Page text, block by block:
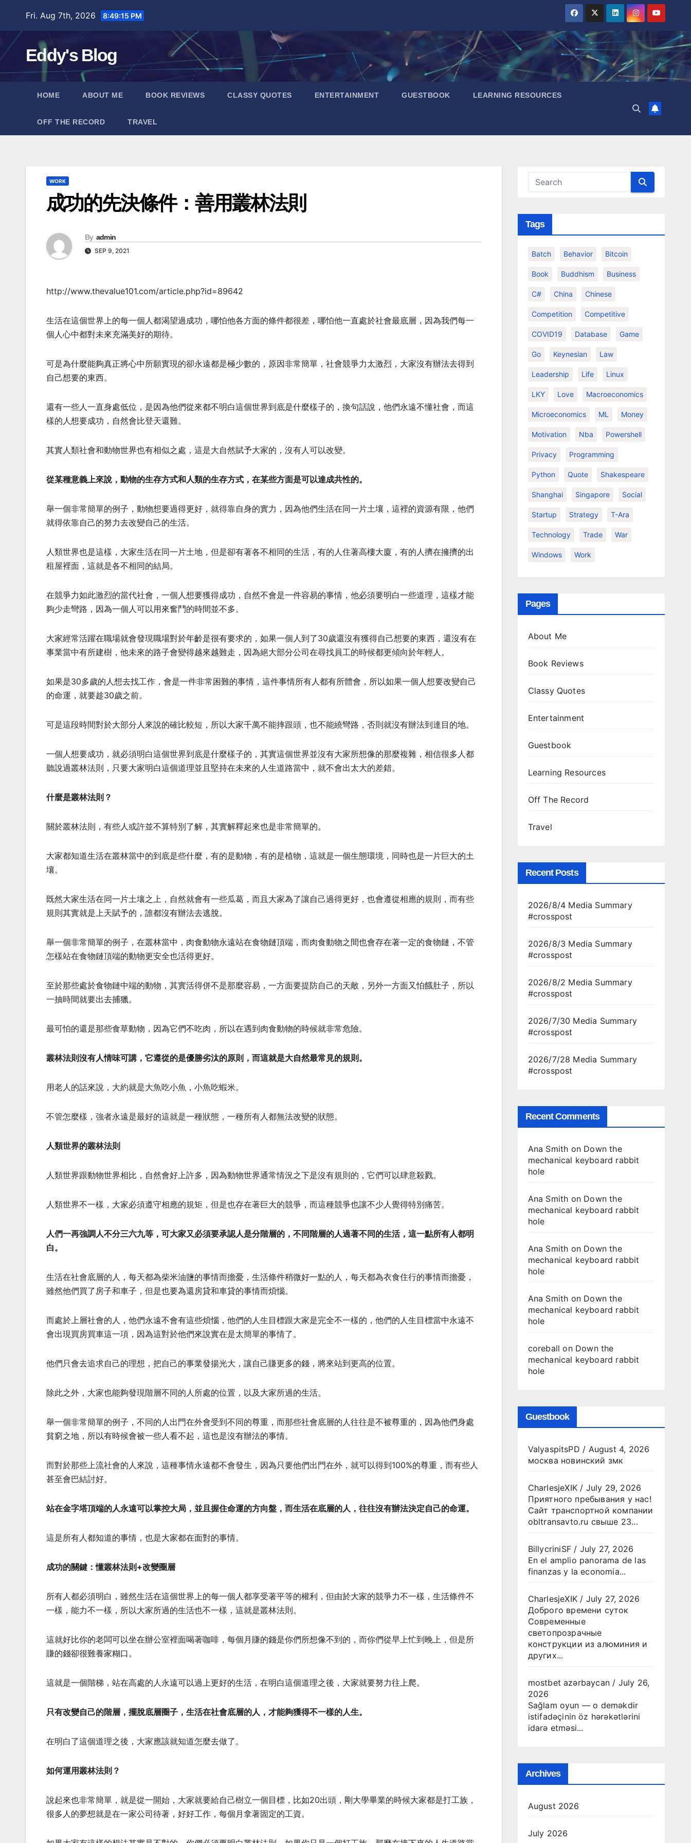
content
Fri. Aug 7th, 2026 8:49:16 PM
Eddy's Blog
HOME ABOUT ME BOOK REVIEWS CLASSY QUOTES ENTERTAINMENT GUESTBOOK LEARNING RESOURCES
OFF THE RECORD TRAVEL
WORK
成功的先決條件：善用叢林法則
By admin
SEP 9, 2021
http://www.thevalue101.com/article.php?id=89642
生活在這個世界上的每一個人都渴望過成功，哪怕他各方面的條件都很差，哪怕他一直處於社會最底層，因為我們每一
個人心中都對未來充滿美好的期待。
可是為什麼能夠真正將心中所願實現的卻永遠都是極少數的，原因非常簡單，社會競爭力太激烈，大家沒有辦法去得到
自己想要的東西。
還有一些人一直身處低位，是因為他們從來都不明白這個世界到底是什麼樣子的，換句話說，他們永遠不懂社會，而這
樣的人想要成功，自然會比登天還難。
其實人類社會和動物世界也有相似之處，這是大自然賦予大家的，沒有人可以改變。
從某種意義上來說，動物的生存方式和人類的生存方式，在某些方面是可以達成共性的。
舉一個非常簡單的例子，動物想要過得更好，就得靠自身的實力，因為他們生活在同一片土壤，這裡的資源有限，他們
就得依靠自己的努力去改變自己的生活。
人類世界也是這樣，大家生活在同一片土地，但是卻有著各不相同的生活，有的人住著高樓大廈，有的人擠在擁擠的出
租屋裡面，這就是各不相同的結局。
在競爭力如此激烈的當代社會，一個人想要獲得成功，自然不會是一件容易的事情，他必須要明白一些道理，這樣才能
夠少走彎路，因為一個人可以用來奮鬥的時間並不多。
大家經常活躍在職場就會發現職場對於年齡是很有要求的，如果一個人到了30歲還沒有獲得自己想要的東西，還沒有在
事業當中有所建樹，他未來的路子會變得越來越難走，因為絕大部分公司在尋找員工的時候都更傾向於年輕人。
如果是30多歲的人想去找工作，會是一件非常困難的事情，這件事情所有人都有所體會，所以如果一個人想要改變自己
的命運，就要趁30歲之前。
可是這段時間對於大部分人來說的確比較短，所以大家千萬不能摔跟頭，也不能繞彎路，否則就沒有辦法到達目的地。
一個人想要成功，就必須明白這個世界到底是什麼樣子的，其實這個世界並沒有大家所想像的那麼複雜，相信很多人都
聽說過叢林法則，只要大家明白這個道理並且堅持在未來的人生道路當中，就不會出太大的差錯。
什麼是叢林法則？
關於叢林法則，有些人或許並不算特別了解，其實解釋起來也是非常簡單的。
大家都知道生活在叢林當中的到底是些什麼，有的是動物，有的是植物，這就是一個生態環境，同時也是一片巨大的土
壤。
既然大家生活在同一片土壤之上，自然就會有一些瓜葛，而且大家為了讓自己過得更好，也會遵從相應的規則，而有些
規則其實就是上天賦予的，誰都沒有辦法去逃脫。
舉一個非常簡單的例子，在叢林當中，肉食動物永遠站在食物鏈頂端，而肉食動物之間也會存在著一定的食物鏈，不管
怎樣站在食物鏈頂端的動物更安全也活得更好。
至於那些處於食物鏈中端的動物，其實活得併不是那麼容易，一方面要提防自己的天敵，另外一方面又怕餓肚子，所以
一抽時間就要出去捕獵。
最可怕的還是那些食草動物，因為它們不吃肉，所以在遇到肉食動物的時候就非常危險。
叢林法則沒有人情味可講，它遵從的是優勝劣汰的原則，而這就是大自然最常見的規則。
用老人的話來說，大約就是大魚吃小魚，小魚吃蝦米。
不管怎麼樣，強者永遠是最好的這就是一種狀態，一種所有人都無法改變的狀態。
人類世界的叢林法則
人類世界跟動物世界相比，自然會好上許多，因為動物世界通常情況之下是沒有規則的，它們可以肆意殺戮。
人類世界不一樣，大家必須遵守相應的規矩，但是也存在著巨大的競爭，而這種競爭也讓不少人覺得特別痛苦。
人們一再強調人不分三六九等，可大家又必須要承認人是分階層的，不同階層的人過著不同的生活，這一點所有人都明
白。
生活在社會底層的人，每天都為柴米油鹽的事情而擔憂，生活條件稍微好一點的人，每天都為衣食住行的事情而擔憂，
雖然他們買了房子和車子，但是也要為還房貸和車貸的事情而煩惱。
而處於上層社會的人，他們永遠不會有這些煩惱，他們的人生目標跟大家是完全不一樣的，他們的人生目標當中永遠不
會出現買房買車這一項，因為這對於他們來說實在是太簡單的事情了。
他們只會去追求自己的理想，把自己的事業發揚光大，讓自己賺更多的錢，將來站到更高的位置。
除此之外，大家也能夠發現階層不同的人所處的位置，以及大家所過的生活。
舉一個非常簡單的例子，不同的人出門在外會受到不同的尊重，而那些社會底層的人往往是不被尊重的，因為他們身處
貧窮之地，所以有時候會被一些人看不起，這也是沒有辦法的事情。
而對於那些上流社會的人來說，這種事情永遠都不會發生，因為只要他們出門在外，就可以得到100%的尊重，而有些人
甚至會巴結討好。
站在金字塔頂端的人永遠可以掌控大局，並且握住命運的方向盤，而生活在底層的人，往往沒有辦法決定自己的命運。
這是所有人都知道的事情，也是大家都在面對的事情。
成功的關鍵：懂叢林法則+改變圈層
所有人都必須明白，雖然生活在這個世界上的每一個人都享受著平等的權利，但由於大家的競爭力不一樣，生活條件不
一樣，能力不一樣，所以大家所過的生活也不一樣，這就是叢林法則。
這就好比你的老闆可以坐在辦公室裡面喝著咖啡，每個月賺的錢是你們所想像不到的，而你們從早上忙到晚上，但是所
賺的錢卻很難養家糊口。
這就是一個階梯，站在高處的人永遠可以過上更好的生活，在明白這個道理之後，大家就要努力往上爬。
只有改變自己的階層，擺脫底層圈子，生活在社會底層的人，才能夠獲得不一樣的人生。
在明白了這個道理之後，大家應該就知道怎麼去做了。
如何運用叢林法則？
說起來也非常簡單，就是從一開始，大家就要給自己樹立一個目標，比如20出頭，剛大學畢業的時候大家都是打工族，
很多人的夢想就是在一家公司待著，好好工作，每個月拿著固定的工資。
Tags
Batch Behavior Bitcoin
Book Buddhism Business
C# China Chinese
Competition Competitive
COVID19 Database Game
Go Keynesian Law
Leadership Life Linux
LKY Love Macroeconomics
Microeconomics ML Money
Motivation Nba Powershell
Privacy Programming
Python Quote Shakespeare
Shanghai Singapore Social
Startup Strategy T-Ara
Technology Trade War
Windows Work
Pages
About Me
Book Reviews
Classy Quotes
Entertainment
Guestbook
Learning Resources
Off The Record
Travel
Recent Posts
2026/8/4 Media Summary
#crosspost
2026/8/3 Media Summary
#crosspost
2026/8/2 Media Summary
#crosspost
2026/7/30 Media Summary
#crosspost
2026/7/28 Media Summary
#crosspost
Recent Comments
Ana Smith on Down the
mechanical keyboard rabbit
hole
Ana Smith on Down the
mechanical keyboard rabbit
hole
Ana Smith on Down the
mechanical keyboard rabbit
hole
Ana Smith on Down the
mechanical keyboard rabbit
hole
coreball on Down the
mechanical keyboard rabbit
hole
Guestbook
ValyaspitsPD / August 4, 2026
москва новинский змк
CharlesjeXIK/ July 29, 2026
Приятного пребывания у нас!
Сайт транспортной компании
obltransavto.ru свыше 23...
BillycriniSF/ July 27, 2026
En el amplio panorama de las
finanzas y la economia...
CharlesjeXIK/ July 27, 2026
Доброго времени суток
Современные
светопрозрачные
конструкции из алюминия и
других...
mostbet azərbaycan / July 26,
2026
Sağlam oyun — o deməkdir
istifadəçinin öz hərəkətlərini
idarə etməsi...
Archives
August 2026
July 2026